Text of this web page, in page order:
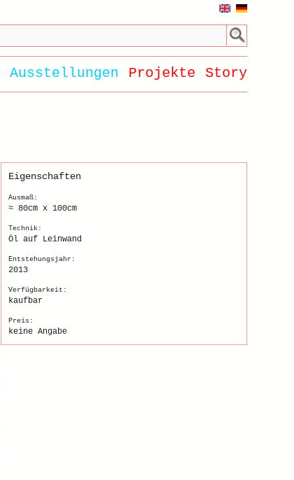
Story
Projekte
Ausstellungen
Eigenschaften
Ausmaß:
≈ 80cm x 100cm
Technik:
Öl auf Leinwand
Entstehungsjahr:
2013
Verfügbarkeit:
kaufbar
Preis:
keine Angabe